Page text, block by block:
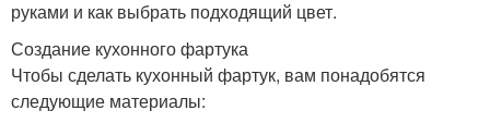
руками и как выбрать подходящий цвет.
Создание кухонного фартука
Чтобы сделать кухонный фартук, вам понадобятся
следующие материалы: